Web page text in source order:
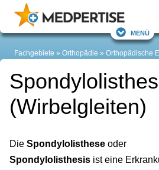
Menü
Fachgebiete Orthopädie Orthopädische
(Wirbelgleiten)
Die Spondylolisthese oder
Spondylolisthesis ist eine